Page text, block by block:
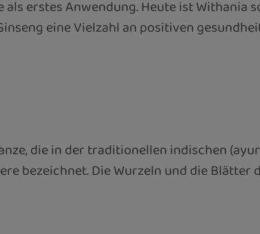
erstes Anwendung. Heute ist Withania
eine Vielzahl an positiven
die in der traditionellen indischen
bezeichnet. Die Wurzeln und die